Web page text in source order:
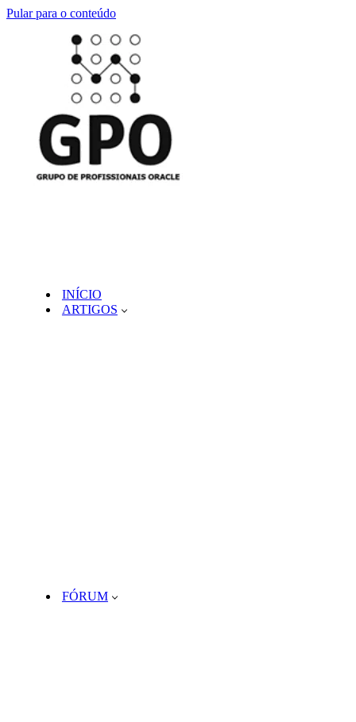
Pular para o conteúdo
INÍCIO
ARTIGOS
FÓRUM